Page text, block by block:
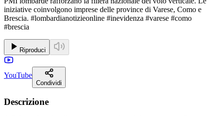
iniziative coinvolgono imprese delle province di Varese, Como e
Brescia. #lombardianotizieonline #inevidenza #varese #como
#brescia
Riproduci
YouTube
Condividi
Descrizione